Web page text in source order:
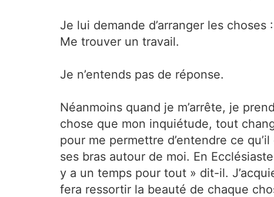
Je lui demande d’arranger les
Me trouver un travail.
Je n’entends pas de réponse.
Néanmoins quand je m’arrête, je
chose que mon inquiétude, tout
pour me permettre d’entendre ce
ses bras autour de moi. En
y a un temps pour tout » dit-il.
fera ressortir la beauté de chaque